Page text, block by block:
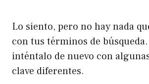
Lo siento, pero no hay nada
con tus términos de
inténtalo de nuevo con
clave diferentes.